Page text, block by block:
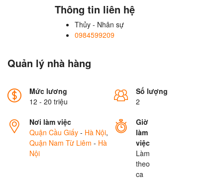
Thông tin liên hệ
Thủy - Nhân sự
0984599209
Quản lý nhà hàng
Mức lương
12 - 20 triệu
Số lượng
2
Nơi làm việc
Quận Cầu Giấy - Hà Nội,
Quận Nam Từ Liêm - Hà
Nội
Giờ
làm
việc
Làm
theo
ca